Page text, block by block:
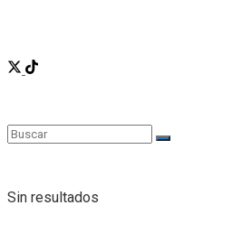
Sin resultados